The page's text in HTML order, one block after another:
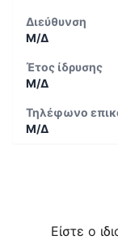
Διεύθυνση
Μ/Δ
Έτος ίδρυσης
Μ/Δ
Τηλέφωνο
Μ/Δ
Είστε ο